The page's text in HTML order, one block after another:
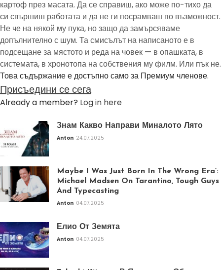
картоф през масата. Да се справиш, ако може по-тихо да
си свършиш работата и да не ги посрамваш по възможност.
Не че на някой му пука, но защо да замърсяваме
допълнително с шум. Та смисълът на написаното е в
подсещане за мястото и реда на човек — в опашката, в
системата, в хронотопа на собствения му филм. Или пък не.
Това съдържание е достъпно само за Премиум членове.
Присъедини се сега
Already a member? Log in here
Знам Какво Направи Миналото Лято
Anton 24.07.2025
Maybe I Was Just Born In The Wrong Era’:
Michael Madsen On Tarantino, Tough Guys
And Typecasting
Anton 04.07.2025
Елио От Земята
Anton 04.07.2025